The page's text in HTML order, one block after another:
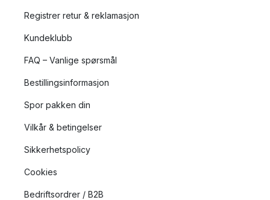
Registrer retur & reklamasjon
Kundeklubb
FAQ – Vanlige spørsmål
Bestillingsinformasjon
Spor pakken din
Vilkår & betingelser
Sikkerhetspolicy
Cookies
Bedriftsordrer / B2B